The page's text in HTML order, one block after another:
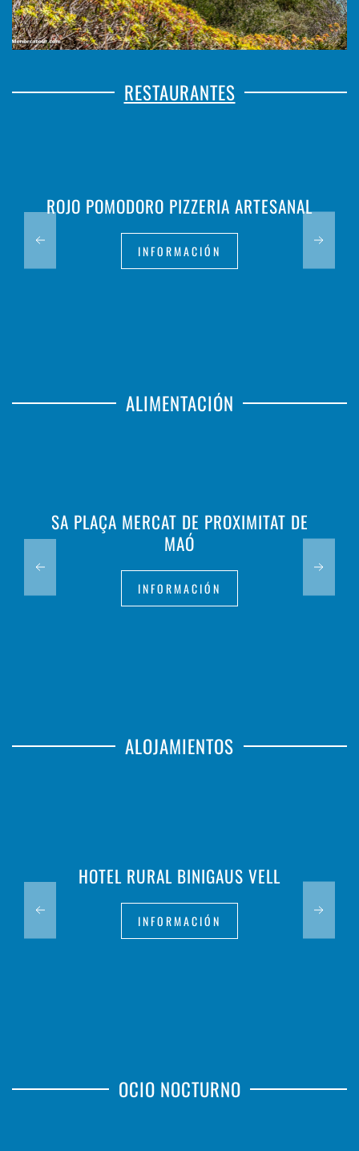
RESTAURANTES
ROJO POMODORO PIZZERIA ARTESANAL
INFORMACIÓN
ALIMENTACIÓN
SA PLAÇA MERCAT DE PROXIMITAT DE
MAÓ
INFORMACIÓN
ALOJAMIENTOS
HOTEL RURAL BINIGAUS VELL
INFORMACIÓN
OCIO NOCTURNO